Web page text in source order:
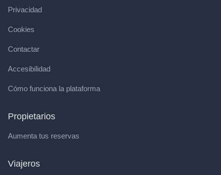
Privacidad
Cookies
Contactar
Accesibilidad
Cómo funciona la plataforma
Propietarios
Aumenta tus reservas
Viajeros